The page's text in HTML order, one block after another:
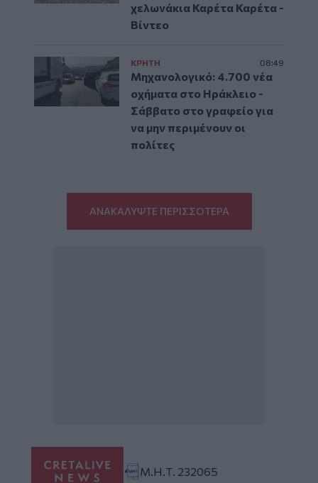
χελωνάκια Καρέτα Καρέτα -
Βίντεο
ΚΡΗΤΗ 08:49
Μηχανολογικό: 4.700 νέα
οχήματα στο Ηράκλειο -
Σάββατο στο γραφείο για
να μην περιμένουν οι
πολίτες
ΑΝΑΚΑΛΥΨΤΕ ΠΕΡΙΣΣΟΤΕΡΑ
Μ.Η.Τ. 232065